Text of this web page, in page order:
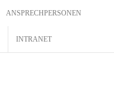
ANSPRECHPERSONEN
INTRANET